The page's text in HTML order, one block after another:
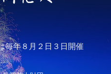
毎年８月２日３日開催